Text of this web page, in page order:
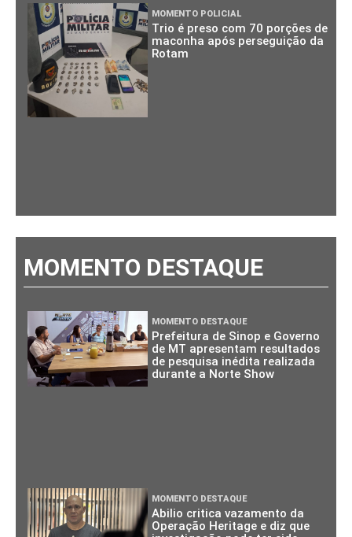
MOMENTO POLICIAL
Trio é preso com 70 porções de
maconha após perseguição da
Rotam
MOMENTO DESTAQUE
MOMENTO DESTAQUE
Prefeitura de Sinop e Governo
de MT apresentam resultados
de pesquisa inédita realizada
durante a Norte Show
MOMENTO DESTAQUE
Abilio critica vazamento da
Operação Heritage e diz que